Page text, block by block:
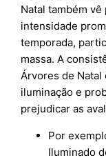
Natal também
intensidade
temporada,
massa. A
Árvores de
iluminação e
prejudicar as
Por
Iluminado